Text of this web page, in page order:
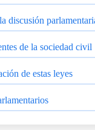
discusión
de la sociedad civil
de estas leyes